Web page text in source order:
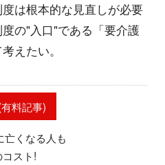
は根本的な見直しが必要
の"入口"である「要介護
えたい。
料記事)
亡くなる人も
スト!